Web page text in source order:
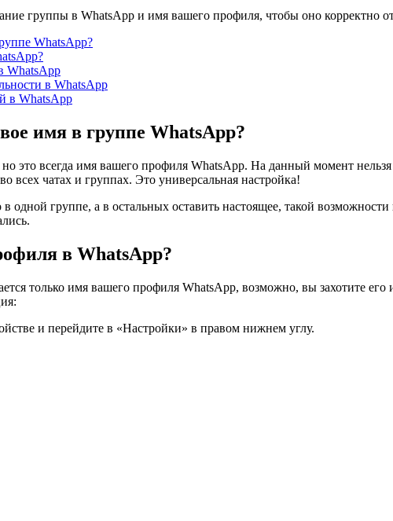
группы в WhatsApp и имя вашего профиля, чтобы оно корректно
WhatsApp?
WhatsApp
в WhatsApp
в WhatsApp
имя в группе WhatsApp?
это всегда имя вашего профиля WhatsApp. На данный момент
всех чатах и группах. Это универсальная настройка!
в одной группе, а в остальных оставить настоящее, такой
в WhatsApp?
только имя вашего профиля WhatsApp, возможно, вы захотите
и перейдите в «Настройки» в правом нижнем углу.